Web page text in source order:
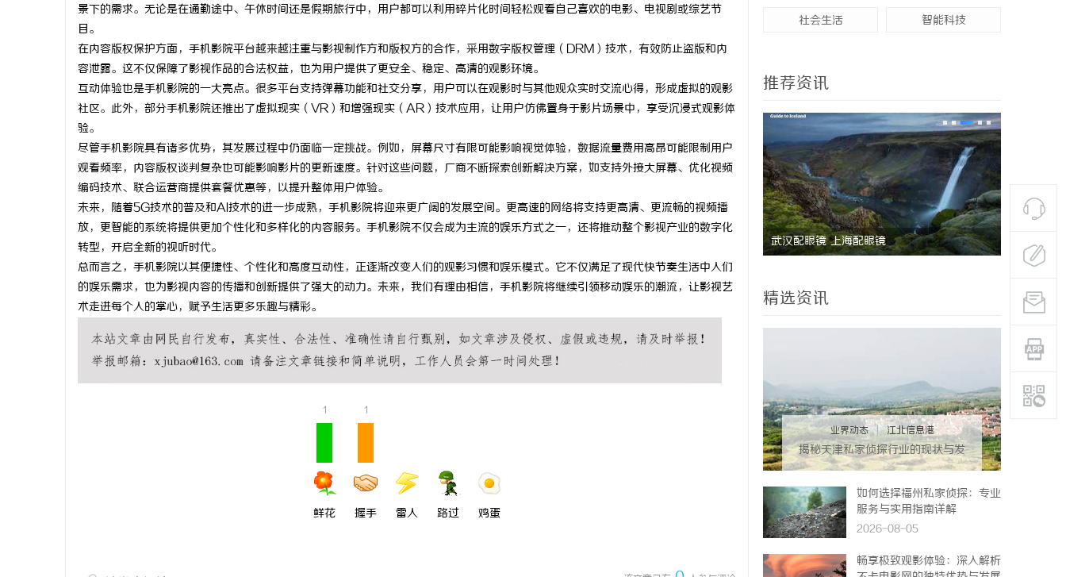
景下的需求。无论是在通勤途中、午休时间还是假期旅行中，用户都可以利用碎片化时间轻松观看自己喜欢的电影、电视剧或综艺节
目。
在内容版权保护方面，手机影院平台越来越注重与影视制作方和版权方的合作，采用数字版权管理（DRM）技术，有效防止盗版和内
容泄露。这不仅保障了影视作品的合法权益，也为用户提供了更安全、稳定、高清的观影环境。
互动体验也是手机影院的一大亮点。很多平台支持弹幕功能和社交分享，用户可以在观影时与其他观众实时交流心得，形成虚拟的观影
社区。此外，部分手机影院还推出了虚拟现实（VR）和增强现实（AR）技术应用，让用户仿佛置身于影片场景中，享受沉浸式观影体
验。
尽管手机影院具有诸多优势，其发展过程中仍面临一定挑战。例如，屏幕尺寸有限可能影响视觉体验，数据流量费用高昂可能限制用户
观看频率，内容版权谈判复杂也可能影响影片的更新速度。针对这些问题，厂商不断探索创新解决方案，如支持外接大屏幕、优化视频
编码技术、联合运营商提供套餐优惠等，以提升整体用户体验。
未来，随着5G技术的普及和AI技术的进一步成熟，手机影院将迎来更广阔的发展空间。更高速的网络将支持更高清、更流畅的视频播
放，更智能的系统将提供更加个性化和多样化的内容服务。手机影院不仅会成为主流的娱乐方式之一，还将推动整个影视产业的数字化
转型，开启全新的视听时代。
总而言之，手机影院以其便捷性、个性化和高度互动性，正逐渐改变人们的观影习惯和娱乐模式。它不仅满足了现代快节奏生活中人们
的娱乐需求，也为影视内容的传播和创新提供了强大的动力。未来，我们有理由相信，手机影院将继续引领移动娱乐的潮流，让影视艺
术走进每个人的掌心，赋予生活更多乐趣与精彩。
1
鲜花
1
握手 雷人 路过 鸡蛋
社会生活 智能科技
推荐资讯
不开版权律师
武汉配眼镜 上海配眼镜 6090新视
精选资讯
业界动态 | 江北信息港
揭秘天津私家侦探行业的现状与发
展趋势
如何选择福州私家侦探：专业
服务与实用指南详解
2026-08-05
畅享极致观影体验：深入解析